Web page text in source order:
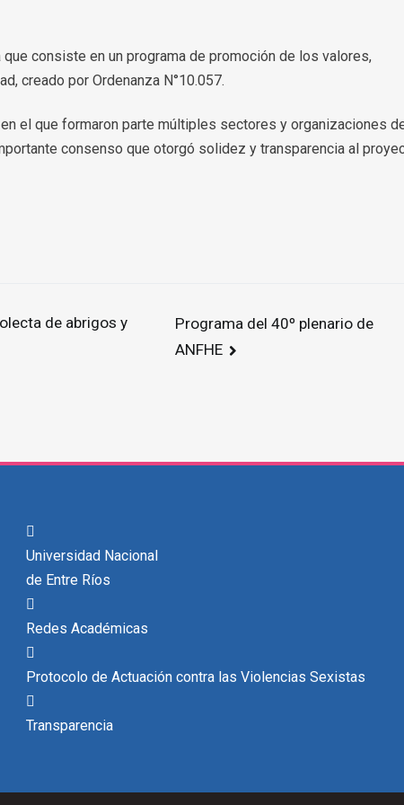
consiste en un programa de promoción de los valores,
creado por Ordenanza N°10.057.
el que formaron parte múltiples sectores y organizaciones
consenso que otorgó solidez y transparencia al
de abrigos y
Programa del 40º plenario de
ANFHE
Universidad Nacional
de Entre Ríos
Redes Académicas
Protocolo de Actuación contra las Violencias Sexistas
Transparencia